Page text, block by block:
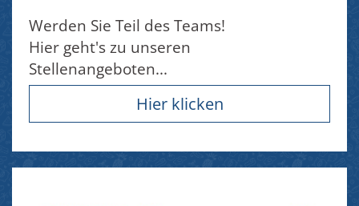
Werden Sie Teil des Teams!
Hier geht's zu unseren
Stellenangeboten...
Hier klicken